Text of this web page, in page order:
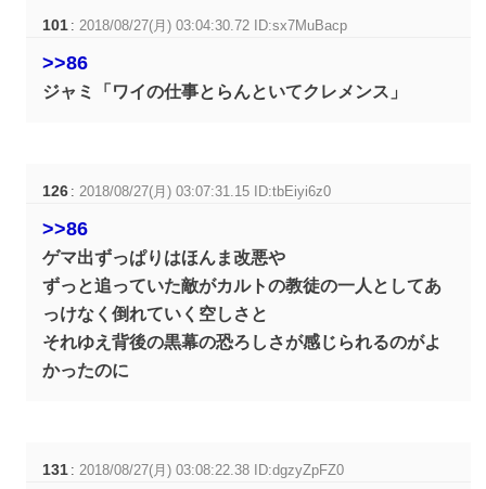
101 : 2018/08/27(月) 03:04:30.72 ID:sx7MuBacp
>>86
ジャミ「ワイの仕事とらんといてクレメンス」
126 : 2018/08/27(月) 03:07:31.15 ID:tbEiyi6z0
>>86
ゲマ出ずっぱりはほんま改悪や
ずっと追っていた敵がカルトの教徒の一人としてあ
っけなく倒れていく空しさと
それゆえ背後の黒幕の恐ろしさが感じられるのがよ
かったのに
131 : 2018/08/27(月) 03:08:22.38 ID:dgzyZpFZ0